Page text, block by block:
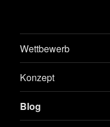
Wettbewerb
Konzept
Blog